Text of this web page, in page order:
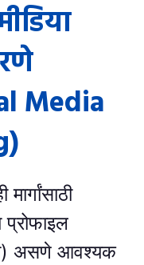
Media
प्रोफाइल
असणे आवश्यक